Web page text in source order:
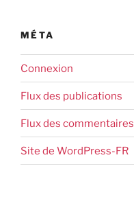
MÉTA
Connexion
Flux des publications
Flux des commentaires
Site de WordPress-FR